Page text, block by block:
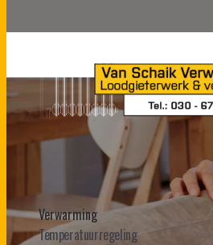
Verwarming
Temperatuurregeling